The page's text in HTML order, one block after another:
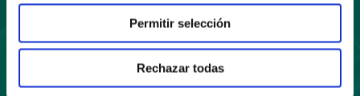
Permitir selección
Rechazar todas
Suscríbete